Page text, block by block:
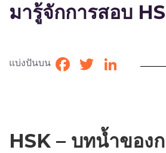
มารู้จักการสอบ
แบ่งปันบน Facebook
TwitterLinkedIn
HSK – บทน้ำของ